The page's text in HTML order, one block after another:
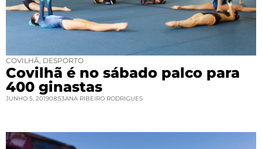
COVILHÃ, DESPORTO
Covilhã é no sábado palco para
400 ginastas
JUNHO 5, 201908:53ANA RIBEIRO RODRIGUES